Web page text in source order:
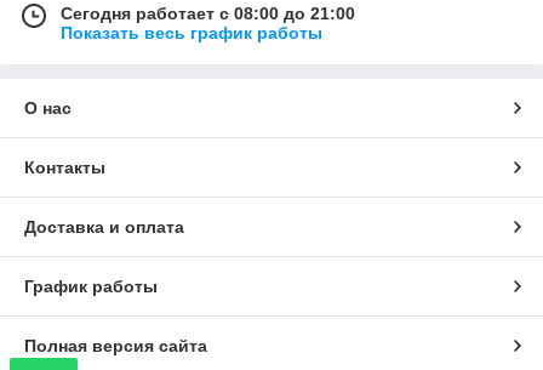
Сегодня работает с 08:00 до 21:00
Показать весь график работы
О нас
Контакты
Доставка и оплата
График работы
Полная версия сайта